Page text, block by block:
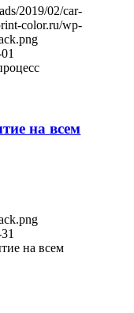
2019/02/car-
color.ru/wp-
на всем
на всем